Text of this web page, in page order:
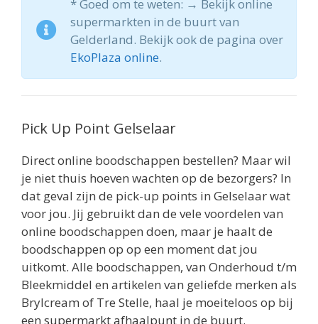
* Goed om te weten: → Bekijk online
supermarkten in de buurt van
Gelderland. Bekijk ook de pagina over
EkoPlaza online.
Pick Up Point Gelselaar
Direct online boodschappen bestellen? Maar wil
je niet thuis hoeven wachten op de bezorgers? In
dat geval zijn de pick-up points in Gelselaar wat
voor jou. Jij gebruikt dan de vele voordelen van
online boodschappen doen, maar je haalt de
boodschappen op op een moment dat jou
uitkomt. Alle boodschappen, van Onderhoud t/m
Bleekmiddel en artikelen van geliefde merken als
Brylcream of Tre Stelle, haal je moeiteloos op bij
een supermarkt afhaalpunt in de buurt.